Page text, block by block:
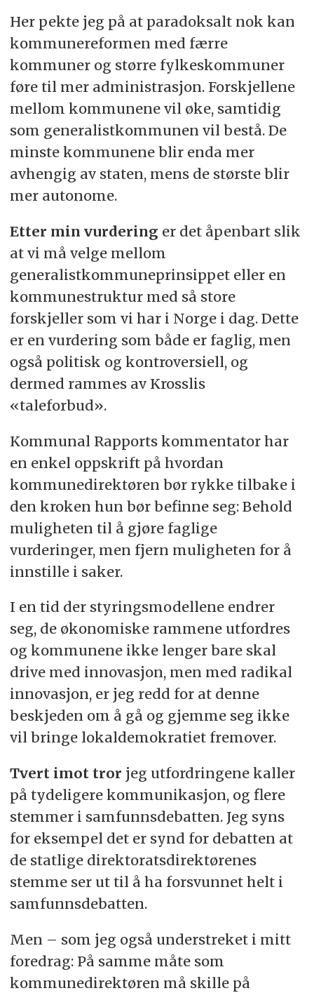
Her pekte jeg på at paradoksalt nok kan
kommunereformen med færre
kommuner og større fylkeskommuner
føre til mer administrasjon. Forskjellene
mellom kommunene vil øke, samtidig
som generalistkommunen vil bestå. De
minste kommunene blir enda mer
avhengig av staten, mens de største blir
mer autonome.
Etter min vurdering er det åpenbart slik
at vi må velge mellom
generalistkommuneprinsippet eller en
kommunestruktur med så store
forskjeller som vi har i Norge i dag. Dette
er en vurdering som både er faglig, men
også politisk og kontroversiell, og
dermed rammes av Krosslis
«taleforbud».
Kommunal Rapports kommentator har
en enkel oppskrift på hvordan
kommunedirektøren bør rykke tilbake i
den kroken hun bør befinne seg: Behold
muligheten til å gjøre faglige
vurderinger, men fjern muligheten for å
innstille i saker.
I en tid der styringsmodellene endrer
seg, de økonomiske rammene utfordres
og kommunene ikke lenger bare skal
drive med innovasjon, men med radikal
innovasjon, er jeg redd for at denne
beskjeden om å gå og gjemme seg ikke
vil bringe lokaldemokratiet fremover.
Tvert imot tror jeg utfordringene kaller
på tydeligere kommunikasjon, og flere
stemmer i samfunnsdebatten. Jeg syns
for eksempel det er synd for debatten at
de statlige direktoratsdirektørenes
stemme ser ut til å ha forsvunnet helt i
samfunnsdebatten.
Men – som jeg også understreket i mitt
foredrag: På samme måte som
kommunedirektøren må skille på